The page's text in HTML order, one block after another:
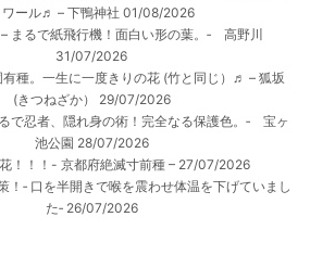
ワール♬ – 下鴨神社 01/08/2026
まるで紙飛行機！面白い形の葉。‐ 高野川
31/07/2026
有種。一生に一度きりの花 (竹と同じ）♬ – 狐坂
(きつねざか）
29/07/2026
で忍者、隠れ身の術！完全なる保護色。‐ 宝ヶ
池公園 28/07/2026
！！！- 京都府絶滅寸前種 – 27/07/2026
！‐ 口を半開きで喉を震わせ体温を下げていまし
た‐ 26/07/2026